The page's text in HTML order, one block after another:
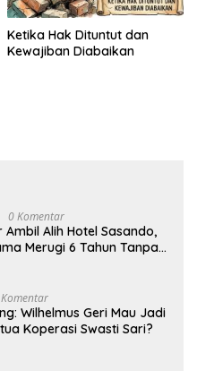
Ketika Hak Dituntut dan
Kewajiban Diabaikan
0 Komentar
Ambil Alih Hotel Sasando,
Merugi 6 Tahun Tanpa
Wilhelmus Geri Mau Jadi
Koperasi Swasti Sari?